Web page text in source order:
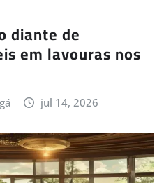
diante de
em lavouras nos
jul 14, 2026